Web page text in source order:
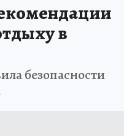
в
безопасности